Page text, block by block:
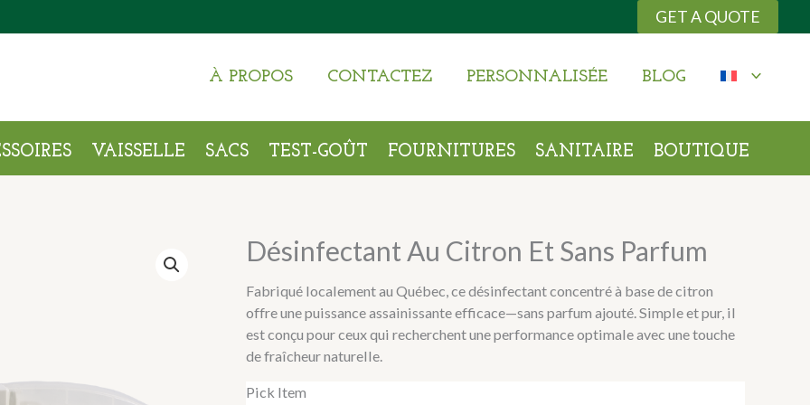
GET A QUOTE
À PROPOS CONTACTEZ PERSONNALISÉE BLOG
VAISSELLE SACS TEST-GOÛT FOURNITURES SANITAIRE BOUTIQUE
Désinfectant Au Citron Et Sans Parfum
Fabriqué localement au Québec, ce désinfectant concentré à base de citron
offre une puissance assainissante efficace—sans parfum ajouté. Simple et pur, il
est conçu pour ceux qui recherchent une performance optimale avec une touche
de fraîcheur naturelle.
Pick Item
Désinfectant
Au
Citron
Et
Sans
Parfum